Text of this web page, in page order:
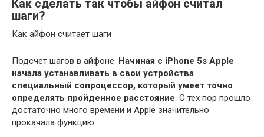
Как сделать так чтобы айфон считал
шаги?
Как айфон считает шаги
Подсчет шагов в айфоне. Начиная с iPhone 5s Apple
начала устанавливать в свои устройства
специальный сопроцессор, который умеет точно
определять пройденное расстояние. С тех пор прошло
достаточно много времени и Apple значительно
прокачала функцию.